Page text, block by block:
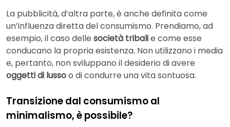
La pubblicità, d’altra parte, è anche definita come
un’influenza diretta del consumismo. Prendiamo, ad
esempio, il caso delle società tribalie come esse
conducano la propria esistenza. Non utilizzano i media
e, pertanto, non sviluppano il desiderio di avere
oggetti di lussoo di condurre una vita sontuosa.
Transizione dal consumismo al
minimalismo, è possibile?